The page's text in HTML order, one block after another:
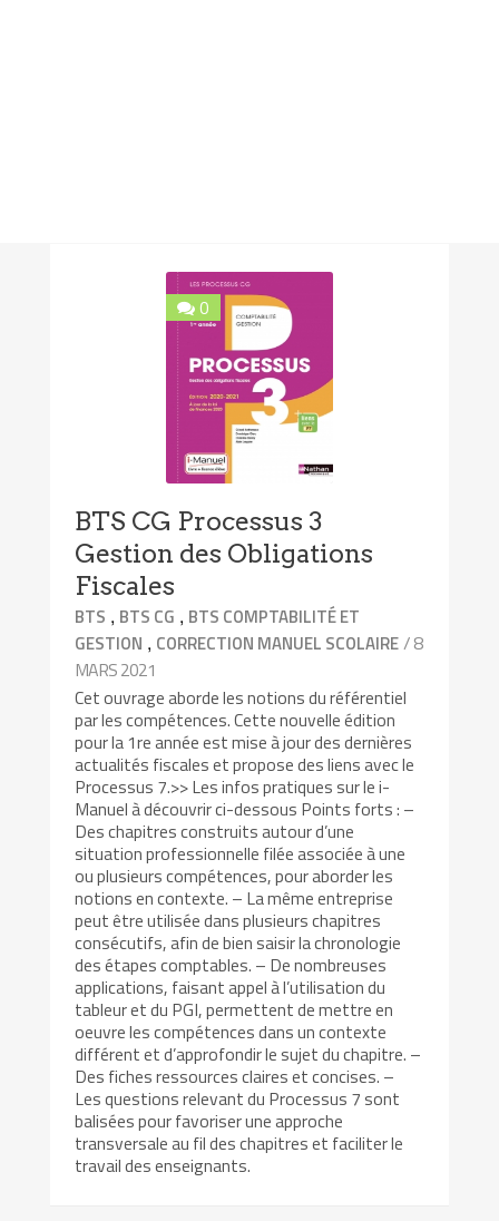
0
BTS CG Processus 3
Gestion des Obligations
Fiscales
BTS , BTS CG , BTS COMPTABILITÉ ET
GESTION , CORRECTION MANUEL SCOLAIRE/ 8
MARS 2021
Cet ouvrage aborde les notions du référentiel
par les compétences. Cette nouvelle édition
pour la 1re année est mise à jour des dernières
actualités fiscales et propose des liens avec le
Processus 7.>> Les infos pratiques sur le i-
Manuel à découvrir ci-dessous Points forts : –
Des chapitres construits autour d’une
situation professionnelle filée associée à une
ou plusieurs compétences, pour aborder les
notions en contexte. – La même entreprise
peut être utilisée dans plusieurs chapitres
consécutifs, afin de bien saisir la chronologie
des étapes comptables. – De nombreuses
applications, faisant appel à l’utilisation du
tableur et du PGI, permettent de mettre en
oeuvre les compétences dans un contexte
différent et d’approfondir le sujet du chapitre. –
Des fiches ressources claires et concises. –
Les questions relevant du Processus 7 sont
balisées pour favoriser une approche
transversale au fil des chapitres et faciliter le
travail des enseignants.